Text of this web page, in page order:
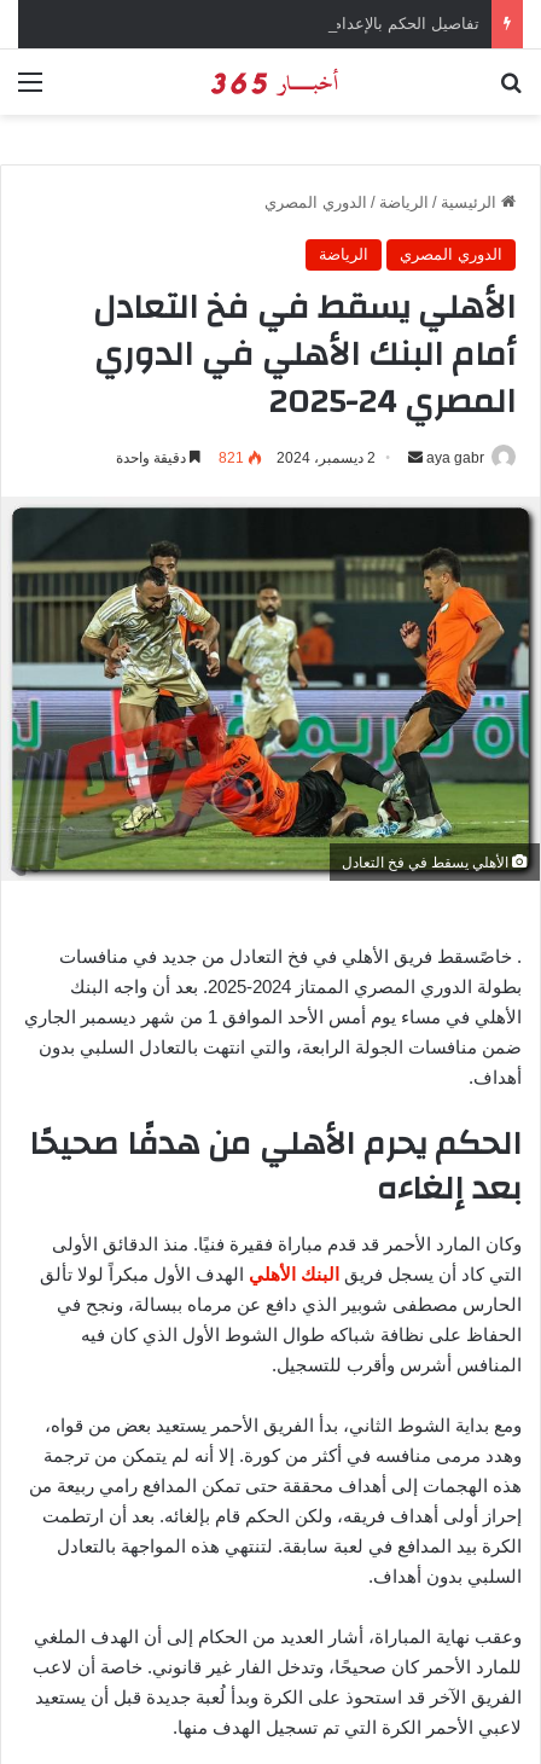
الرئيسية / الرياضة / الدوري المصري
الدوري المصري الرياضة
الأهلي يسقط في فخ التعادل
أمام البنك الأهلي في الدوري
المصري 24-2025
aya gabr
ر
ي
ا
إ
ل
ك
ت
ر
و
ا
2 ديسمبر، 2024 821 دقيقة واحدة
الأهلي يسقط في فخ التعادل
. خاصًسقط فريق الأهلي في فخ التعادل من جديد في منافسات
بطولة الدوري المصري الممتاز 2024-2025. بعد أن واجه البنك
الأهلي في مساء يوم أمس الأحد الموافق 1 من شهر ديسمبر الجاري
ضمن منافسات الجولة الرابعة، والتي انتهت بالتعادل السلبي بدون
أهداف.
الحكم يحرم الأهلي من هدفًا صحيحًا
بعد إلغاءه
وكان المارد الأحمر قد قدم مباراة فقيرة فنيًا. منذ الدقائق الأولى
التي كاد أن يسجل فريق البنك الأهلي الهدف الأول مبكراً لولا تألق
الحارس مصطفى شوبير الذي دافع عن مرماه ببسالة، ونجح في
الحفاظ على نظافة شباكه طوال الشوط الأول الذي كان فيه
المنافس أشرس وأقرب للتسجيل.
ومع بداية الشوط الثاني، بدأ الفريق الأحمر يستعيد بعض من قواه،
وهدد مرمى منافسه في أكثر من كورة. إلا أنه لم يتمكن من ترجمة
هذه الهجمات إلى أهداف محققة حتى تمكن المدافع رامي ربيعة من
إحراز أولى أهداف فريقه، ولكن الحكم قام بإلغائه. بعد أن ارتطمت
الكرة بيد المدافع في لعبة سابقة. لتنتهي هذه المواجهة بالتعادل
السلبي بدون أهداف.
وعقب نهاية المباراة، أشار العديد من الحكام إلى أن الهدف الملغي
للمارد الأحمر كان صحيحًا، وتدخل الفار غير قانوني. خاصة أن لاعب
الفريق الآخر قد استحوذ على الكرة وبدأ لُعبة جديدة قبل أن يستعيد
لاعبي الأحمر الكرة التي تم تسجيل الهدف منها.